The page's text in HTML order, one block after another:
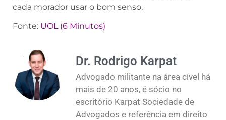
cada morador usar o bom senso.
Fonte: UOL (6 Minutos)
Dr. Rodrigo Karpat
Advogado militante na área cível há
mais de 20 anos, é sócio no
escritório Karpat Sociedade de
Advogados e referência em direito